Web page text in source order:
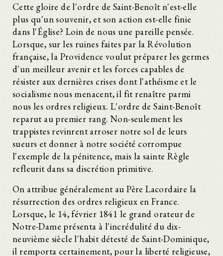
Cette gloire de l'ordre de Saint-Benoît n'est-elle
plus qu'un souvenir, et son action est-elle finie
dans l'Église? Loin de nous une pareille pensée.
Lorsque, sur les ruines faites par la Révolution
française, la Providence voulut préparer les germes
d'un meilleur avenir et les forces capables de
résister aux dernières crises dont l'athéisme et le
socialisme nous menacent, il fit renaître parmi
nous les ordres religieux. L'ordre de Saint-Benoît
reparut au premier rang. Non-seulement les
trappistes revinrent arroser notre sol de leurs
sueurs et donner à notre société corrompue
l'exemple de la pénitence, mais la sainte Règle
refleurit dans sa discrétion primitive.
On attribue généralement au Père Lacordaire la
résurrection des ordres religieux en France.
Lorsque, le 14, février 1841 le grand orateur de
Notre-Dame présenta à l'incrédulité du dix-
neuvième siècle l'habit détesté de Saint-Dominique,
il remporta certainement, pour la liberté religieuse,